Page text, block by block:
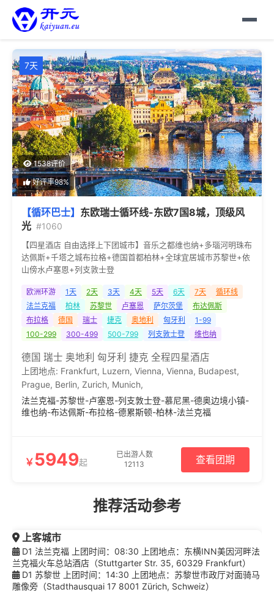
7天
1538评价
好评率98%
【循环巴士】 东欧瑞士循环线-东欧7国8城，顶级风
光 #1060
【四星酒店 自由选择上下团城市】音乐之都维也纳+多瑙河明珠布
达佩斯+千塔之城布拉格+德国首都柏林+全球宜居城市苏黎世+依
山傍水卢塞恩+列支敦士登
欧洲环游 1天 2天 3天 4天 5天 6天 7天
循环线
法兰克福
柏林 苏黎世 卢塞恩 萨尔茨堡
布达佩斯
布拉格
德国 瑞士 捷克 奥地利 匈牙利
1-99
100-299
300-499 500-799 列支敦士登 维也纳
德国 瑞士 奥地利 匈牙利 捷克 全程四星酒店
上团地点: Frankfurt, Luzern, Vienna, Vienna, Budapest,
Prague, Berlin, Zurich, Munich,
法兰克福-苏黎世-卢塞恩-列支敦士登-慕尼黑-德奥边境小镇-
维也纳-布达佩斯-布拉格-德累斯顿-柏林-法兰克福
￥5949起
已出游人数
12113
查看团期
推荐活动参考
上客城市
D1 法兰克福 上团时间：08:30 上团地点：东横INN美因河畔法
兰克福火车总站酒店（Stuttgarter Str. 35, 60329 Frankfurt）
D1 苏黎世 上团时间：14:30 上团地点：苏黎世市政厅对面骑马
雕像旁（Stadthausquai 17 8001 Zürich, Schweiz）